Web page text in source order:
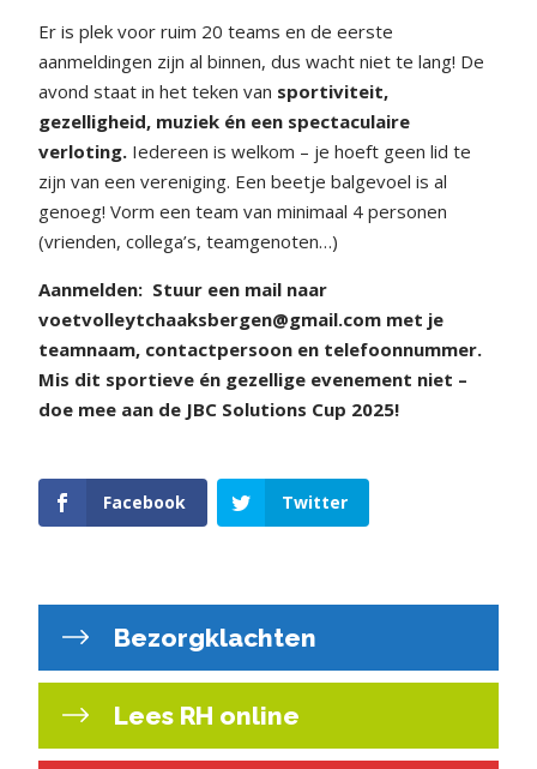
Er is plek voor ruim 20 teams en de eerste
aanmeldingen zijn al binnen, dus wacht niet te lang! De
avond staat in het teken van sportiviteit,
gezelligheid, muziek én een spectaculaire
verloting. Iedereen is welkom – je hoeft geen lid te
zijn van een vereniging. Een beetje balgevoel is al
genoeg! Vorm een team van minimaal 4 personen
(vrienden, collega’s, teamgenoten…)
Aanmelden: Stuur een mail naar
voetvolleytchaaksbergen@gmail.com met je
teamnaam, contactpersoon en telefoonnummer.
Mis dit sportieve én gezellige evenement niet –
doe mee aan de JBC Solutions Cup 2025!
Facebook Twitter
Bezorgklachten
Lees RH online